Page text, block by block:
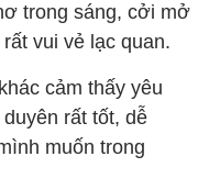
trong sáng, cởi mở
vui vẻ lạc quan.
cảm thấy yêu
rất tốt, dễ
muốn trong